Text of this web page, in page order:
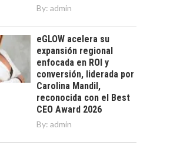
By: admin
eGLOW acelera su
expansión regional
enfocada en ROI y
conversión, liderada por
Carolina Mandil,
reconocida con el Best
CEO Award 2026
By: admin